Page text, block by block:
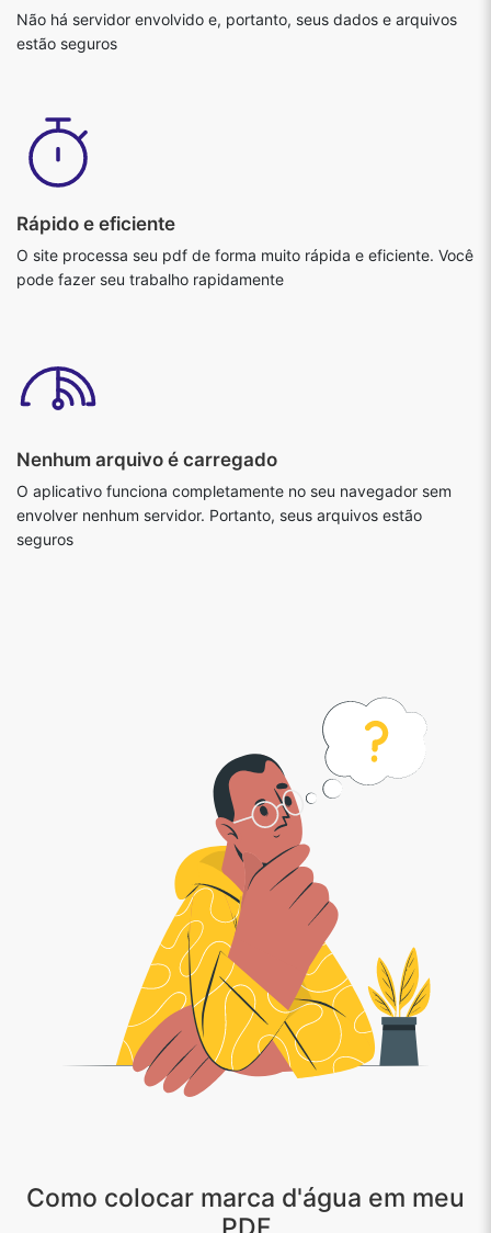
estão seguros
Rápido e eficiente
pode fazer seu trabalho rapidamente
Nenhum arquivo é carregado
envolver nenhum servidor. Portanto, seus arquivos estão
seguros
Como colocar marca d'água em meu
PDF